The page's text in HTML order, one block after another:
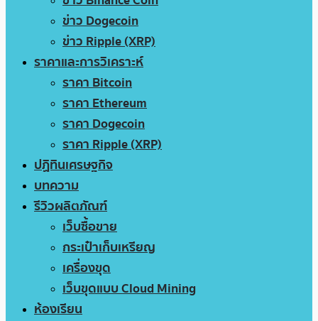
ข่าว Dogecoin
ข่าว Ripple (XRP)
ราคาและการวิเคราะห์
ราคา Bitcoin
ราคา Ethereum
ราคา Dogecoin
ราคา Ripple (XRP)
ปฏิทินเศรษฐกิจ
บทความ
รีวิวผลิตภัณฑ์
เว็บซื้อขาย
กระเป๋าเก็บเหรียญ
เครื่องขุด
เว็บขุดแบบ Cloud Mining
ห้องเรียน